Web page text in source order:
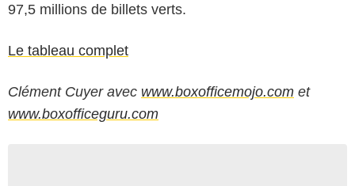
97,5 millions de billets verts.
Le tableau complet
Clément Cuyer avec www.boxofficemojo.com et
www.boxofficeguru.com